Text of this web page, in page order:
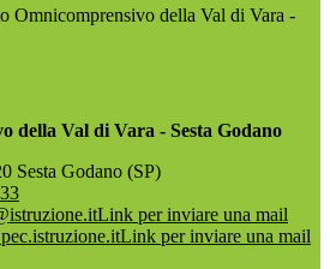
Omnicomprensivo della Val di Vara -
della Val di Vara - Sesta Godano
Sesta Godano (SP)
Link per inviare una mail
Link per inviare una mail